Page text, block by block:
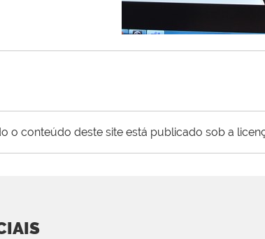
o conteúdo deste site está publicado sob a